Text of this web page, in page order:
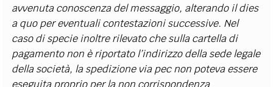
avvenuta conoscenza del messaggio, alterando il dies
a quo per eventuali contestazioni successive. Nel
caso di specie inoltre rilevato che sulla cartella di
pagamento non è riportato l’indirizzo della sede legale
della società, la spedizione via pec non poteva essere
eseguita proprio per la non corrispondenza